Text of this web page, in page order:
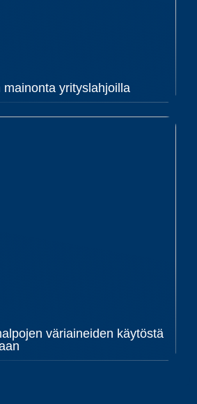
mainonta yrityslahjoilla
väriaineiden käytöstä